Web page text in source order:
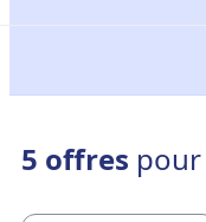
5 offres pour